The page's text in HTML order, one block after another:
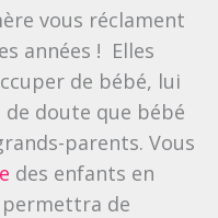
vous réclament
années ! Elles
de bébé, lui
doute que bébé
parents. Vous
des enfants en
de